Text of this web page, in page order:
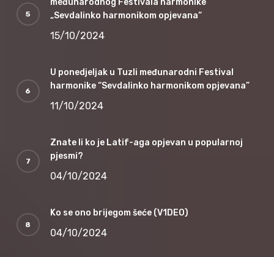
„Sevdalinko harmonikom opjevana“
15/10/2024
U ponedjeljak u Tuzli međunarodni Festival
harmonike “Sevdalinko harmonikom opjevana”
11/10/2024
Znate li ko je Latif-aga opjevan u popularnoj
pjesmi?
04/10/2024
Ko se ono brijegom šeće (V1DEO)
04/10/2024